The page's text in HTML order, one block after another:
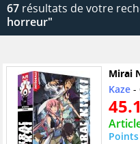
67 résultats de votre
horreur"
Mirai
Kaze-